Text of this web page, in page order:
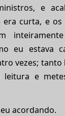
e
era curta, e
eu estava
vezes;
leitura e
acordando.